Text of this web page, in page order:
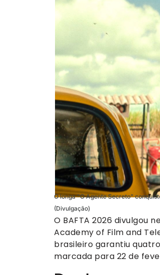
O longa "O Agente Secreto"
(Divulgação)
O BAFTA 2026 divulgou
Academy of Film and
brasileiro garantiu
marcada para 22 de